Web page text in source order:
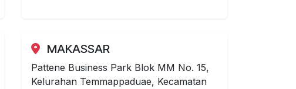
MAKASSAR
Pattene Business Park Blok MM No. 15,
Kelurahan Temmappaduae, Kecamatan